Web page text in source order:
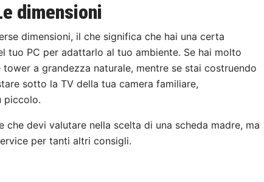
dimensioni
dimensioni, il che significa che hai una certa
tuo PC per adattarlo al tuo ambiente. Se hai molto
a grandezza naturale, mentre se stai costruendo
sotto la TV della tua camera familiare,
piccolo.
che devi valutare nella scelta di una scheda madre, ma
per tanti altri consigli.